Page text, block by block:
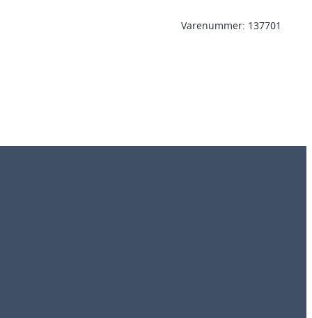
Varenummer: 137701